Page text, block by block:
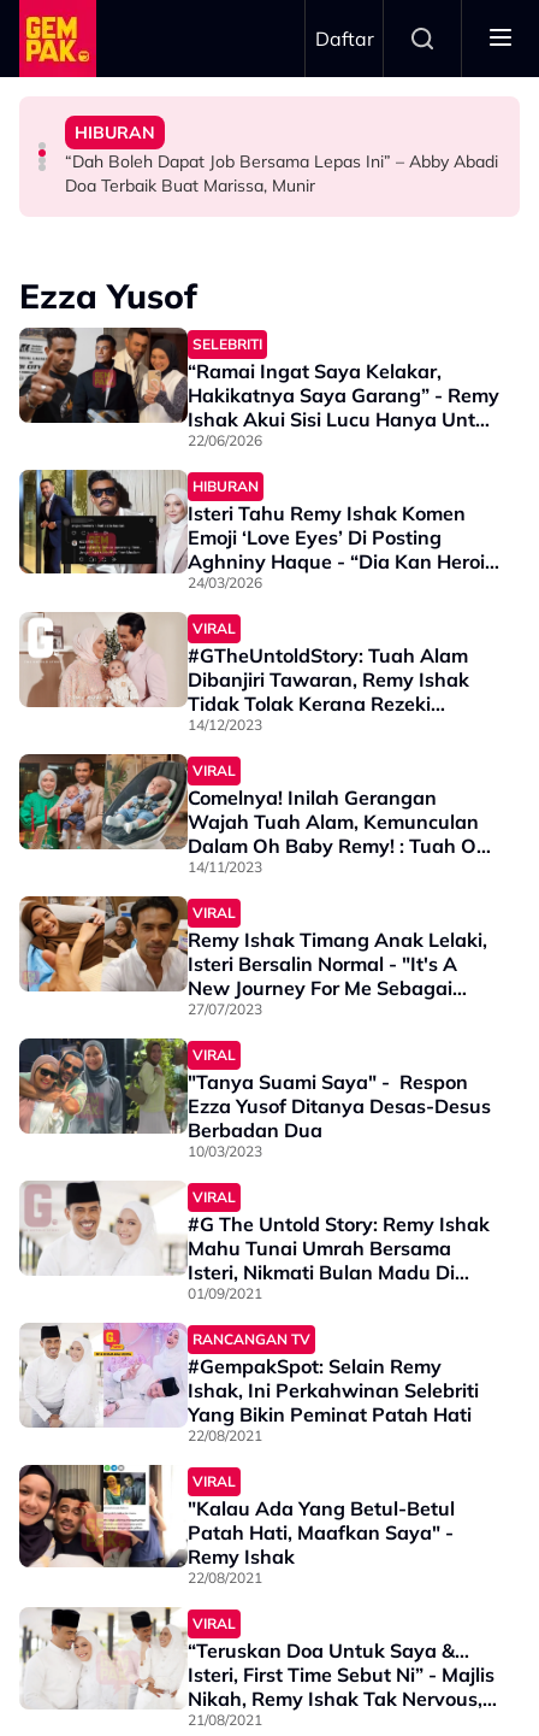
Skip to main content
Daftar
HIBURAN
Bawa Anak Ke Klinik, Syasya Rizal Terkejut Dikenali
Doktor
HIBURAN
“Dah Boleh Dapat Job Bersama Lepas Ini” – Abby Abadi
Doa Terbaik Buat Marissa, Munir
SELEBRITI
Michelle Yeoh Dinobatkan ‘Tokoh Perfileman Asia Tahun
Ini’ Di BIFF
BERITA
Kasihnya Ibu, Ikan Lumba-Lumba Enggan Tinggalkan
Anak Yang Sudah Mati
Ezza Yusof
SELEBRITI
“Ramai Ingat Saya Kelakar,
Hakikatnya Saya Garang” - Remy
Ishak Akui Sisi Lucu Hanya Untuk
Isteri
22/06/2026
HIBURAN
Isteri Tahu Remy Ishak Komen
Emoji ‘Love Eyes’ Di Posting
Aghniny Haque - “Dia Kan Heroin
Untuk Filem Terbaharu…”
24/03/2026
VIRAL
#GTheUntoldStory: Tuah Alam
Dibanjiri Tawaran, Remy Ishak
Tidak Tolak Kerana Rezeki
Pernah Ditutup Allah
14/12/2023
VIRAL
Comelnya! Inilah Gerangan
Wajah Tuah Alam, Kemunculan
Dalam Oh Baby Remy! : Tuah Oh
Tuah
14/11/2023
VIRAL
Remy Ishak Timang Anak Lelaki,
Isteri Bersalin Normal - "It's A
New Journey For Me Sebagai
Bapa"
27/07/2023
VIRAL
"Tanya Suami Saya" - Respon
Ezza Yusof Ditanya Desas-Desus
Berbadan Dua
10/03/2023
VIRAL
#G The Untold Story: Remy Ishak
Mahu Tunai Umrah Bersama
Isteri, Nikmati Bulan Madu Di
Bedouin Camp Atas Padang Pasir
Di Jordan
01/09/2021
RANCANGAN TV
#GempakSpot: Selain Remy
Ishak, Ini Perkahwinan Selebriti
Yang Bikin Peminat Patah Hati
22/08/2021
VIRAL
"Kalau Ada Yang Betul-Betul
Patah Hati, Maafkan Saya" -
Remy Ishak
22/08/2021
VIRAL
“Teruskan Doa Untuk Saya &…
Isteri, First Time Sebut Ni” - Majlis
Nikah, Remy Ishak Tak Nervous,
Wali Pula Yang….
21/08/2021